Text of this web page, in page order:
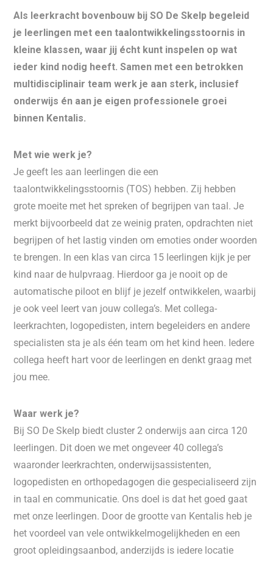
Als leerkracht bovenbouw bij SO De Skelp begeleid
je leerlingen met een taalontwikkelingsstoornis in
kleine klassen, waar jij écht kunt inspelen op wat
ieder kind nodig heeft. Samen met een betrokken
multidisciplinair team werk je aan sterk, inclusief
onderwijs én aan je eigen professionele groei
binnen Kentalis.
Met wie werk je?
Je geeft les aan leerlingen die een
taalontwikkelingsstoornis (TOS) hebben. Zij hebben
grote moeite met het spreken of begrijpen van taal. Je
merkt bijvoorbeeld dat ze weinig praten, opdrachten niet
begrijpen of het lastig vinden om emoties onder woorden
te brengen. In een klas van circa 15 leerlingen kijk je per
kind naar de hulpvraag. Hierdoor ga je nooit op de
automatische piloot en blijf je jezelf ontwikkelen, waarbij
je ook veel leert van jouw collega’s. Met collega-
leerkrachten, logopedisten, intern begeleiders en andere
specialisten sta je als één team om het kind heen. Iedere
collega heeft hart voor de leerlingen en denkt graag met
jou mee.
Waar werk je?
Bij SO De Skelp biedt cluster 2 onderwijs aan circa 120
leerlingen. Dit doen we met ongeveer 40 collega’s
waaronder leerkrachten, onderwijsassistenten,
logopedisten en orthopedagogen die gespecialiseerd zijn
in taal en communicatie. Ons doel is dat het goed gaat
met onze leerlingen. Door de grootte van Kentalis heb je
het voordeel van vele ontwikkelmogelijkheden en een
groot opleidingsaanbod, anderzijds is iedere locatie